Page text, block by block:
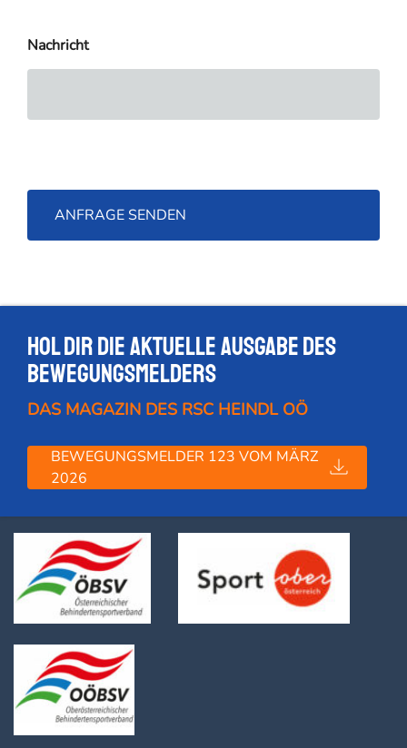
Nachricht
Hol dir die Aktuelle Ausgabe des
Bewegungsmelders
DAS MAGAZIN DES RSC HEINDL OÖ
BEWEGUNGSMELDER 123 VOM MÄRZ
2026